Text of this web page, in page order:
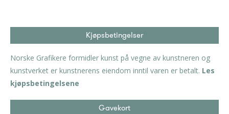
Kjøpsbetingelser
Norske Grafikere formidler kunst på vegne av kunstneren og
kunstverket er kunstnerens eiendom inntil varen er betalt. Les
kjøpsbetingelsene
Gavekort